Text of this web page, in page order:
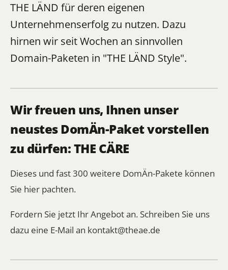
THE LÄND für deren eigenen
Unternehmenserfolg zu nutzen. Dazu
hirnen wir seit Wochen an sinnvollen
Domain-Paketen in "THE LÄND Style".
Wir freuen uns, Ihnen unser
neustes DomÄn-Paket vorstellen
zu dürfen: THE CÄRE
Dieses und fast 300 weitere DomÄn-Pakete können
Sie hier pachten.
Fordern Sie jetzt Ihr Angebot an. Schreiben Sie uns
dazu eine E-Mail an kontakt@theae.de